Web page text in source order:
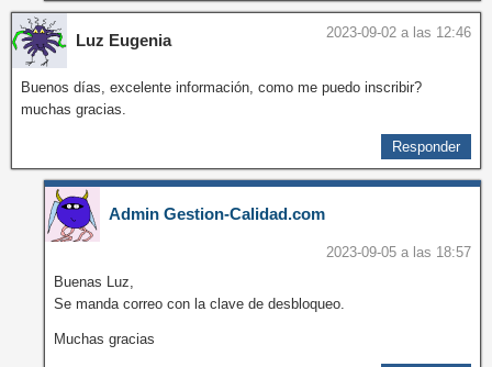
Luz Eugenia 2023-09-02 a las 12:46
Buenos días, excelente información, como me puedo inscribir?
muchas gracias.
Responder
Admin Gestion-Calidad.com
2023-09-05 a las 18:57
Buenas Luz,
Se manda correo con la clave de desbloqueo.
Muchas gracias